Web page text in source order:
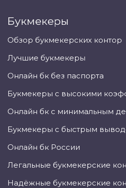
Букмекеры
Обзор букмекерских контор
Лучшие букмекеры
Онлайн бк без паспорта
Букмекеры с высокими
Онлайн бк с минимальным
Букмекеры с быстрым
Онлайн бк России
Легальные букмекерские
Надёжные букмекерские